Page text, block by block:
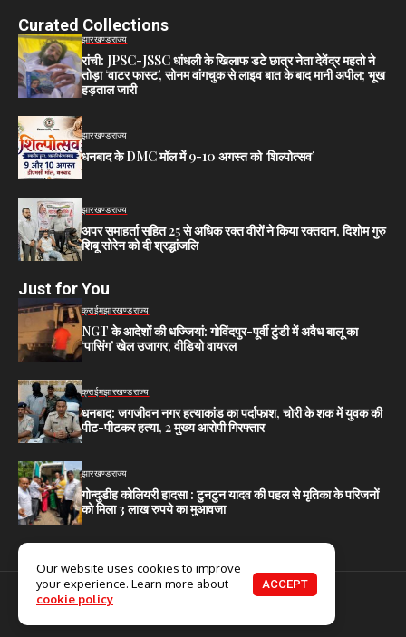
Curated Collections
झारखण्डराज्य
रांची: JPSC-JSSC धांधली के खिलाफ डटे छात्र नेता देवेंद्र महतो ने
तोड़ा ‘वाटर फास्ट’, सोनम वांगचुक से लाइव बात के बाद मानी अपील; भूख
हड़ताल जारी
झारखण्डराज्य
धनबाद के DMC मॉल में 9-10 अगस्त को ‘शिल्पोत्सव’
झारखण्डराज्य
अपर समाहर्ता सहित 25 से अधिक रक्त वीरों ने किया रक्तदान, दिशोम गुरु
शिबू सोरेन को दी श्रद्धांजलि
Just for You
क्राईमझारखण्डराज्य
NGT के आदेशों की धज्जियां: गोविंदपुर-पूर्वी टुंडी में अवैध बालू का
‘पासिंग’ खेल उजागर, वीडियो वायरल
क्राईमझारखण्डराज्य
धनबाद: जगजीवन नगर हत्याकांड का पर्दाफाश, चोरी के शक में युवक की
पीट-पीटकर हत्या, 2 मुख्य आरोपी गिरफ्तार
झारखण्डराज्य
गोन्दुडीह कोलियरी हादसा : टुनटुन यादव की पहल से मृतिका के परिजनों
को मिला 3 लाख रुपये का मुआवजा
© 2025. All Rights Reserved.
Our website uses cookies to improve
your experience. Learn more about
cookie policy
ACCEPT